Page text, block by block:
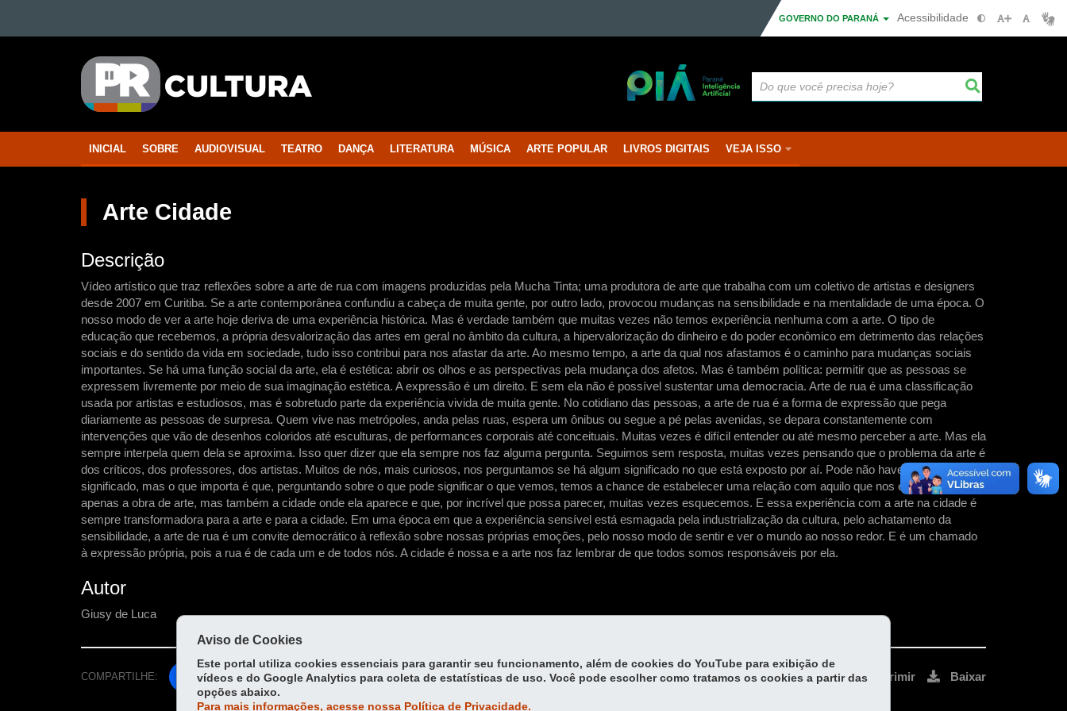
Ir para a navegação
Ir para a busca
GOVERNO DO PARANÁ Acessibilidade
PARANÁ
CULTURA
Navegação
INICIAL SOBRE AUDIOVISUAL TEATRO DANÇA LITERATURA MÚSICA ARTE POPULAR LIVROS DIGITAIS VEJA ISSO
Arte Cidade
Descrição
Vídeo artístico que traz reflexões sobre a arte de rua com imagens produzidas pela Mucha Tinta; uma produtora de arte que trabalha com um coletivo de artistas e designers
desde 2007 em Curitiba. Se a arte contemporânea confundiu a cabeça de muita gente, por outro lado, provocou mudanças na sensibilidade e na mentalidade de uma época. O
nosso modo de ver a arte hoje deriva de uma experiência histórica. Mas é verdade também que muitas vezes não temos experiência nenhuma com a arte. O tipo de
educação que recebemos, a própria desvalorização das artes em geral no âmbito da cultura, a hipervalorização do dinheiro e do poder econômico em detrimento das relações
sociais e do sentido da vida em sociedade, tudo isso contribui para nos afastar da arte. Ao mesmo tempo, a arte da qual nos afastamos é o caminho para mudanças sociais
importantes. Se há uma função social da arte, ela é estética: abrir os olhos e as perspectivas pela mudança dos afetos. Mas é também política: permitir que as pessoas se
expressem livremente por meio de sua imaginação estética. A expressão é um direito. E sem ela não é possível sustentar uma democracia. Arte de rua é uma classificação
usada por artistas e estudiosos, mas é sobretudo parte da experiência vivida de muita gente. No cotidiano das pessoas, a arte de rua é a forma de expressão que pega
diariamente as pessoas de surpresa. Quem vive nas metrópoles, anda pelas ruas, espera um ônibus ou segue a pé pelas avenidas, se depara constantemente com
intervenções que vão de desenhos coloridos até esculturas, de performances corporais até conceituais. Muitas vezes é difícil entender ou até mesmo perceber a arte. Mas ela
sempre interpela quem dela se aproxima. Isso quer dizer que ela sempre nos faz alguma pergunta. Seguimos sem resposta, muitas vezes pensando que o problema da arte é
dos críticos, dos professores, dos artistas. Muitos de nós, mais curiosos, nos perguntamos se há algum significado no que está exposto por aí. Pode não haver um único
significado, mas o que importa é que, perguntando sobre o que pode significar o que vemos, temos a chance de estabelecer uma relação com aquilo que nos é mostrado. Não
apenas a obra de arte, mas também a cidade onde ela aparece e que, por incrível que possa parecer, muitas vezes esquecemos. E essa experiência com a arte na cidade é
sempre transformadora para a arte e para a cidade. Em uma época em que a experiência sensível está esmagada pela industrialização da cultura, pelo achatamento da
sensibilidade, a arte de rua é um convite democrático à reflexão sobre nossas próprias emoções, pelo nosso modo de sentir e ver o mundo ao nosso redor. E é um chamado
à expressão própria, pois a rua é de cada um e de todos nós. A cidade é nossa e a arte nos faz lembrar de que todos somos responsáveis por ela.
Autor
Giusy de Luca
COMPARTILHE:
Fa
ce
Tw
Voltar Início Imprimir Baixar
Aviso de Cookies
Este portal utiliza cookies essenciais para garantir seu funcionamento, além de cookies do YouTube para exibição de
vídeos e do Google Analytics para coleta de estatísticas de uso. Você pode escolher como tratamos os cookies a partir das
opções abaixo.
Para mais informações, acesse nossa Política de Privacidade.